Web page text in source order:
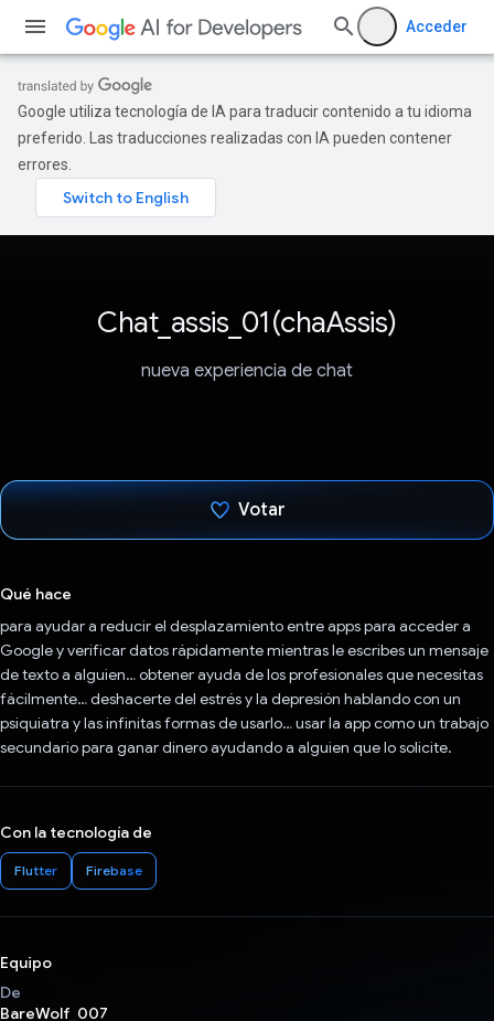
Acceder
Google utiliza tecnología de IA para traducir contenido a tu idioma
preferido. Las traducciones realizadas con IA pueden contener
errores.
Chat_assis_01(chaAssis)
nueva experiencia de chat
Votar
Qué hace
para ayudar a reducir el desplazamiento entre apps para acceder a
Google y verificar datos rápidamente mientras le escribes un mensaje
de texto a alguien… obtener ayuda de los profesionales que necesitas
fácilmente… deshacerte del estrés y la depresión hablando con un
psiquiatra y las infinitas formas de usarlo… usar la app como un trabajo
secundario para ganar dinero ayudando a alguien que lo solicite.
Con la tecnología de
Flutter Firebase
Equipo
De
BareWolf_007